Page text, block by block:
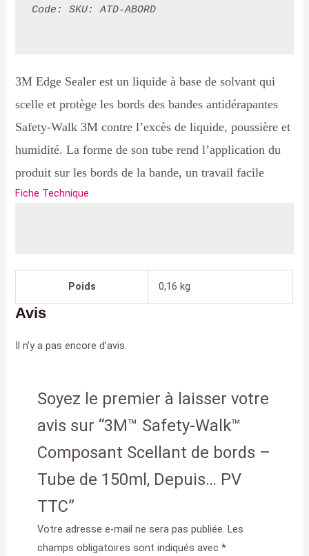
Code: SKU: ATD-ABORD
3M Edge Sealer est un liquide à base de solvant qui
scelle et protège les bords des bandes antidérapantes
Safety-Walk 3M contre l’excès de liquide, poussière et
humidité. La forme de son tube rend l’application du
produit sur les bords de la bande, un travail facile
Fiche Technique
Poids 0,16 kg
Avis
Il n’y a pas encore d’avis.
Soyez le premier à laisser votre
avis sur “3M™ Safety-Walk™
Composant Scellant de bords –
Tube de 150ml, Depuis… PV
TTC”
Votre adresse e-mail ne sera pas publiée. Les
champs obligatoires sont indiqués avec *